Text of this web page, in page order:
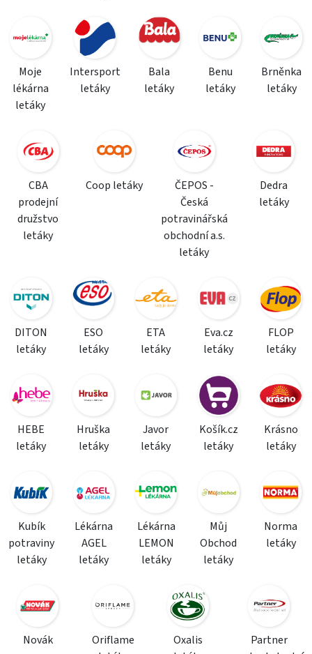
Moje
lékárna
letáky
Intersport
letáky
Bala
letáky
Benu
letáky
Brněnka
letáky
CBA
prodejní
družstvo
letáky
Coop letáky
ČEPOS -
Česká
potravinářská
obchodní a.s.
letáky
Dedra
letáky
DITON
letáky
ESO
letáky
ETA
letáky
Eva.cz
letáky
FLOP
letáky
HEBE
letáky
Hruška
letáky
Javor
letáky
Košík.cz
letáky
Krásno
letáky
Kubík
potraviny
letáky
Lékárna
AGEL
letáky
Lékárna
LEMON
letáky
Můj
Obchod
letáky
Norma
letáky
Novák
Oriflame
Oxalis
Partner